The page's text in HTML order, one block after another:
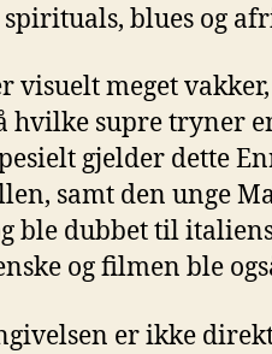
blues og
visuelt meget
hvilke supre tryner
gjelder dette
samt den unge
ble dubbet til
og filmen ble
er ikke